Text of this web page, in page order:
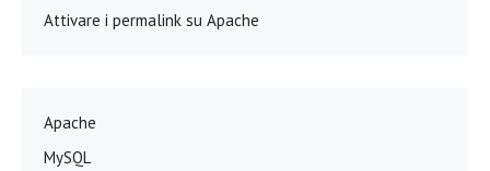
Attivare i permalink su Apache
Apache
MySQL